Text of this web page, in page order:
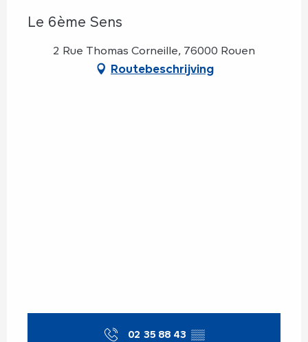
Le 6ème Sens
2 Rue Thomas Corneille, 76000 Rouen
Routebeschrijving
02 35 88 43 ▒▒